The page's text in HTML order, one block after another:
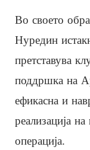
Во своето
Нуредин
претставува
поддршка на
ефикасна и
реализација
операција.